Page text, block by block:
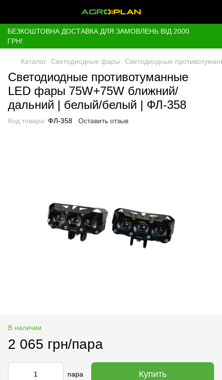
БЕЗКОШТОВНА ДОСТАВКА ДЛЯ ЗАМОВЛЕНЬ ВІД 2000
ГРН!
Каталог Светодиодные фары Светодиодные
Светодиодные противотуманные
LED фары 75W+75W ближний/
дальний | белый/белый | ФЛ-358
Код товара: ФЛ-358 Оставить отзыв
В наличии
2 065 грн/пара
пара Купить